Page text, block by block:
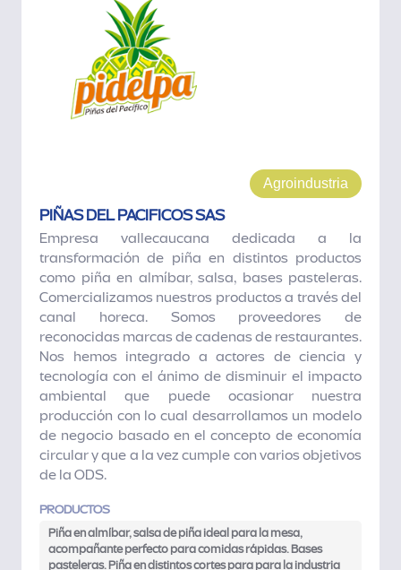
Agroindustria
PIÑAS DEL PACIFICOS SAS
Empresa vallecaucana dedicada a la
transformación de piña en distintos productos
como piña en almíbar, salsa, bases pasteleras.
Comercializamos nuestros productos a través del
canal horeca. Somos proveedores de
reconocidas marcas de cadenas de restaurantes.
Nos hemos integrado a actores de ciencia y
tecnología con el ánimo de disminuir el impacto
ambiental que puede ocasionar nuestra
producción con lo cual desarrollamos un modelo
de negocio basado en el concepto de economía
circular y que a la vez cumple con varios objetivos
de la ODS.
PRODUCTOS
Piña en almíbar, salsa de piña ideal para la mesa,
acompañante perfecto para comidas rápidas. Bases
pasteleras. Piña en distintos cortes para para la industria